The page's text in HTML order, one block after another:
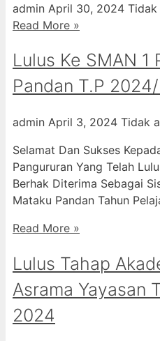
admin April 30, 2024
Read More »
Lulus Ke SMAN 1
Pandan T.P
admin April 3, 2024 Tidak
Selamat Dan Sukses
Pangururan Yang Telah
Berhak Diterima Sebagai
Mataku Pandan Tahun
Read More »
Lulus Tahap
Asrama Yayasan
2024